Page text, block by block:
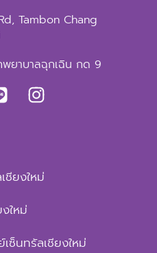
Tambon Chang
ยาบาลฉุกเฉิน กด 9
ชียงใหม่
ใหม่
ซ็นทรัลเชียงใหม่